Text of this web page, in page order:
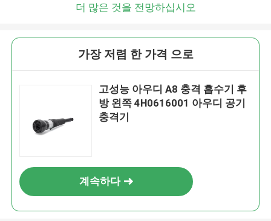
더 많은 것을 전망하십시오
가장 저렴 한 가격 으로
고성능 아우디 A8 충격 흡수기 후
방 왼쪽 4H0616001 아우디 공기
충격기
계속하다